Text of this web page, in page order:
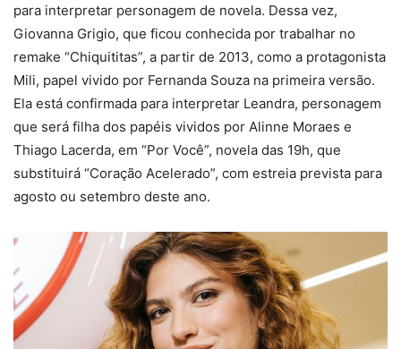
para interpretar personagem de novela. Dessa vez,
Giovanna Grigio, que ficou conhecida por trabalhar no
remake “Chiquititas”, a partir de 2013, como a protagonista
Mili, papel vivido por Fernanda Souza na primeira versão.
Ela está confirmada para interpretar Leandra, personagem
que será filha dos papéis vividos por Alinne Moraes e
Thiago Lacerda, em “Por Você”, novela das 19h, que
substituirá “Coração Acelerado”, com estreia prevista para
agosto ou setembro deste ano.